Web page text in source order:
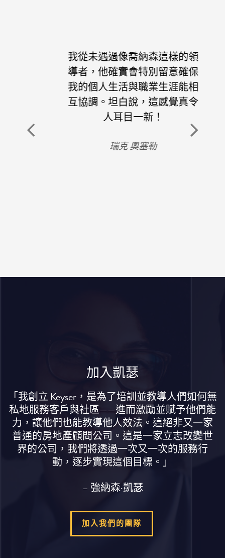
瑞克·奧塞勒
我從未遇過像喬納森這樣的領
導者，他確實會特別留意確保
我的個人生活與職業生涯能相
互協調。坦白說，這感覺真令
人耳目一新！
加入凱瑟
「我創立 Keyser，是為了培訓並教導人們如何無
私地服務客戶與社區——進而激勵並賦予他們能
力，讓他們也能教導他人效法。這絕非又一家
普通的房地產顧問公司。這是一家立志改變世
界的公司，我們將透過一次又一次的服務行
動，逐步實現這個目標。」
– 強納森·凱瑟
加入我們的團隊